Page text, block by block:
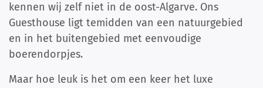
kennen wij zelf niet in de oost-Algarve. Ons
Guesthouse ligt temidden van een natuurgebied
en in het buitengebied met eenvoudige
boerendorpjes.
Maar hoe leuk is het om een keer het luxe